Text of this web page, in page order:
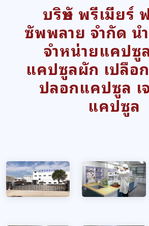
บริษัท พรีเมียร์
ซัพพลาย จำกัด นำ
จำหน่ายแคปซู
แคปซูลผัก เปลือ
ปลอกแคปซูล เ
แคปซูล